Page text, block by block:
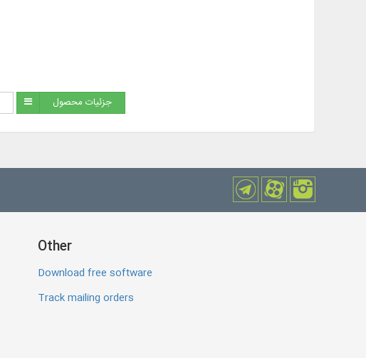
جزئیات محصول
Other
Download free software
Track mailing orders